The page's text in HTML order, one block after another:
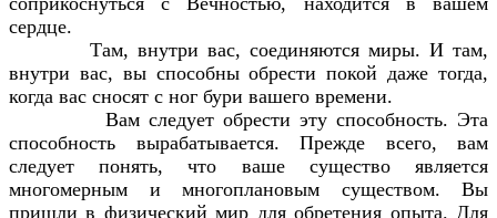
сердце.
Там, внутри вас, соединяются миры. И там,
внутри вас, вы способны обрести покой даже тогда,
когда вас сносят с ног бури вашего времени.
Вам следует обрести эту способность. Эта
способность вырабатывается. Прежде всего, вам
следует понять, что ваше существо является
многомерным и многоплановым существом. Вы
пришли в физический мир для обретения опыта. Для